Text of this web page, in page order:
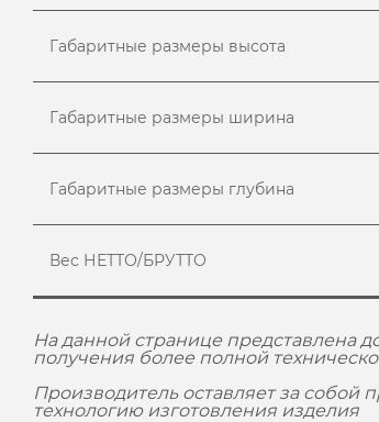
Габаритные размеры высота
Габаритные размеры ширина
Габаритные размеры глубина
Вес НЕТТО/БРУТТО
На данной странице представлена
получения более полной
Производитель оставляет за
технологию изготовления изделия